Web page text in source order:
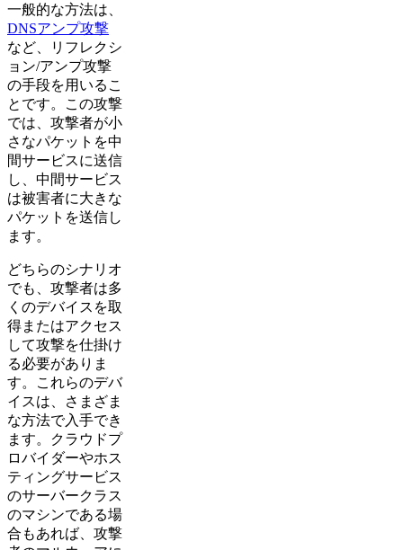
一般的な方法は、
DNSアンプ攻撃
など、リフレクシ
ョン/アンプ攻撃
の手段を用いるこ
とです。この攻撃
では、攻撃者が小
さなパケットを中
間サービスに送信
し、中間サービス
は被害者に大きな
パケットを送信し
ます。
どちらのシナリオ
でも、攻撃者は多
くのデバイスを取
得またはアクセス
して攻撃を仕掛け
る必要がありま
す。これらのデバ
イスは、さまざま
な方法で入手でき
ます。クラウドプ
ロバイダーやホス
ティングサービス
のサーバークラス
のマシンである場
合もあれば、攻撃